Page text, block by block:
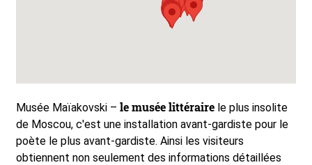
Musée Maïakovski – le musée littéraire le plus insolite
de Moscou, c'est une installation avant-gardiste pour le
poète le plus avant-gardiste. Ainsi les visiteurs
obtiennent non seulement des informations détaillées